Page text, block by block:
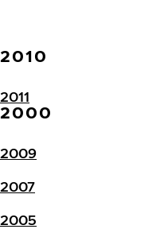
2010
2011
2000
2009
2007
2005